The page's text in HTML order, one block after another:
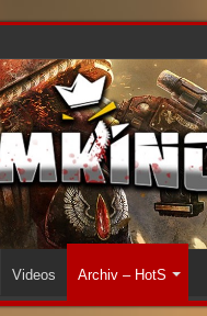
Videos Archiv – HotS